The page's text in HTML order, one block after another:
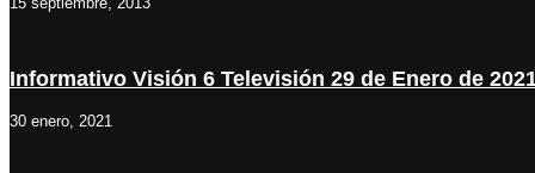
Informativo Visión 6 Televisión 29 de Enero de
30 enero, 2021